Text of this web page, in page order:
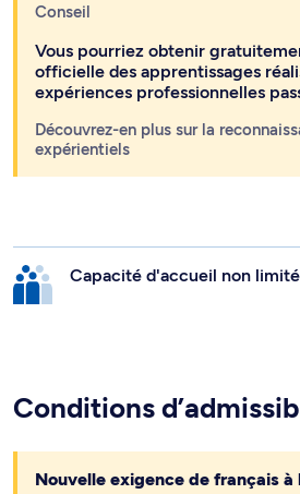
Conseil
Vous pourriez obtenir
officielle des apprentissages
expériences professionnelles
Découvrez-en plus sur la
expérientiels
Capacité d'accueil non
Conditions
Nouvelle exigence de français à